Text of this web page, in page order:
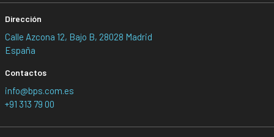
Dirección
Calle Azcona 12, Bajo B, 28028 Madrid
España
Contactos
info@bps.com.es
+91 313 79 00